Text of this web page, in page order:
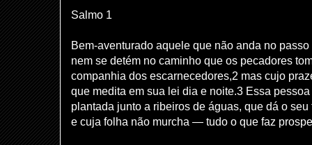
Salmo 1
Bem-aventurado aquele que não anda no
nem se detém no caminho que os pecadores
companhia dos escarnecedores,2 mas cujo
que medita em sua lei dia e noite.3 Essa
plantada junto a ribeiros de águas, que dá o seu
e cuja folha não murcha — tudo o que faz